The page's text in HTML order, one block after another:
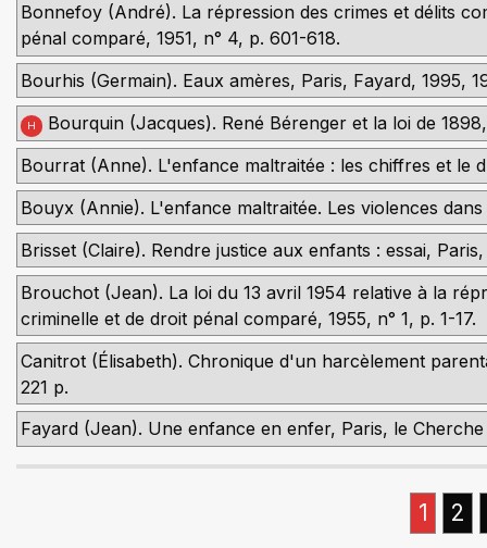
Bonnefoy (André). La répression des crimes et délits
pénal comparé, 1951, n° 4, p. 601-618.
Bourhis (Germain). Eaux amères, Paris, Fayard, 1995,
H
Bourquin (Jacques). René Bérenger et la loi de
Bourrat (Anne). L'enfance maltraitée : les chiffres et le
Bouyx (Annie). L'enfance maltraitée. Les violences
Brisset (Claire). Rendre justice aux enfants : essai,
Brouchot (Jean). La loi du 13 avril 1954 relative à la
criminelle et de droit pénal comparé, 1955, n° 1, p. 1-17.
Canitrot (Élisabeth). Chronique d'un harcèlement
221 p.
Fayard (Jean). Une enfance en enfer, Paris, le
1 2